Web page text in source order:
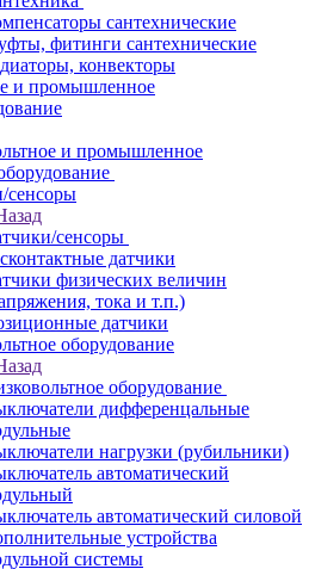
сантехнические
фитинги сантехнические
конвекторы
и промышленное
и промышленное
сенсоры
сенсоры
датчики
физических величин
тока и т.п.)
датчики
оборудование
оборудование
дифференцальные
нагрузки (рубильники)
автоматический
автоматический силовой
устройства
системы